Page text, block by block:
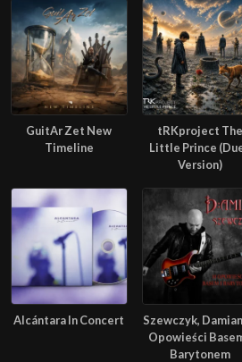
GuitAr Zet New
Timeline
tRKproject The
Little Prince
Version)
Alcántara In Concert
Szewczyk,
Opowieści
Barytonem